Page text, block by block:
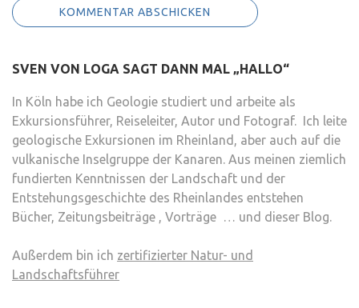
SVEN VON LOGA SAGT DANN MAL „HALLO“
In Köln habe ich Geologie studiert und arbeite als
Exkursionsführer, Reiseleiter, Autor und Fotograf. Ich leite
geologische Exkursionen im Rheinland, aber auch auf die
vulkanische Inselgruppe der Kanaren. Aus meinen ziemlich
fundierten Kenntnissen der Landschaft und der
Entstehungsgeschichte des Rheinlandes entstehen
Bücher, Zeitungsbeiträge , Vorträge … und dieser Blog.
Außerdem bin ich zertifizierter Natur- und
Landschaftsführer